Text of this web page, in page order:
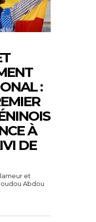
:
À
DE
et
Abdou